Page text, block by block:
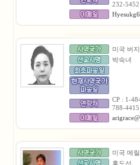
232-5452
미국 버
박숙녀
CP : 1-
788-4415
미국 메
홍도선